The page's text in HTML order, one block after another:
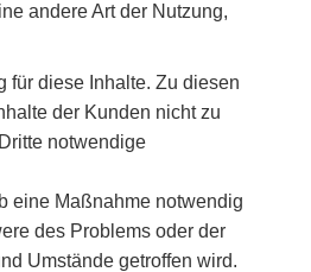
andere Art der Nutzung,
für diese Inhalte. Zu diesen
der Kunden nicht zu
notwendige
eine Maßnahme notwendig
des Problems oder der
Umstände getroffen wird.